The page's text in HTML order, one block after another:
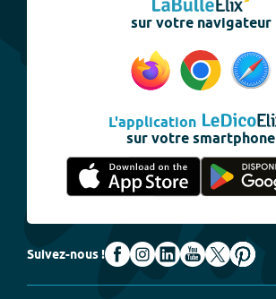
sur votre navigateur
L'application
sur votre smartphone
Suivez-nous !